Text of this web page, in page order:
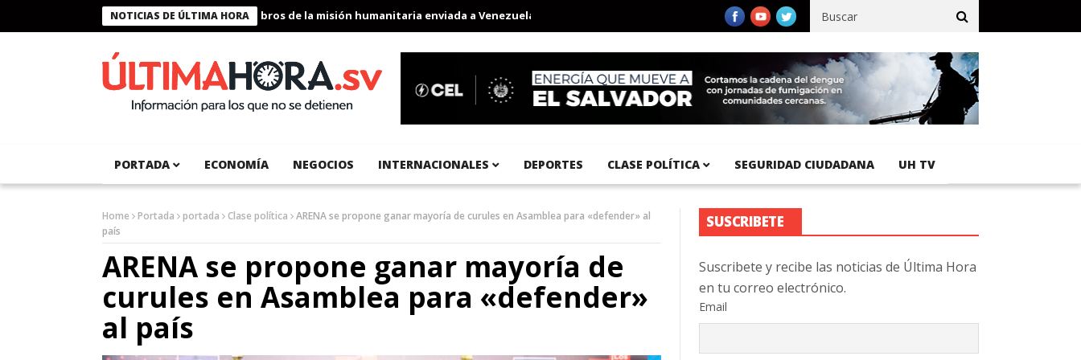
NOTICIAS DE ÚLTIMA HORA
Presidente Bukele condecora a miembros de la misión humanitaria enviada a Venezuela Aeropuerto Internacional del Pacífico registra 92 % de avance en obras de terracería
PORTADA ECONOMÍA NEGOCIOS INTERNACIONALES DEPORTES CLASE POLÍTICA SEGURIDAD CIUDADANA UH TV
Home Portada portada Clase política
ARENA se propone ganar mayoría de curules en Asamblea para «defender» al
país
ARENA se propone ganar mayoría de
curules en Asamblea para «defender»
al país
SUSCRIBETE
Suscribete y recibe las noticias de Última Hora
en tu correo electrónico.
Email